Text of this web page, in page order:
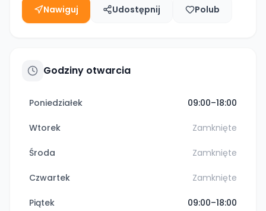
Nawiguj Udostępnij Polub
Godziny otwarcia
Poniedziałek 09:00–18:00
Wtorek Zamknięte
Środa Zamknięte
Czwartek Zamknięte
Piątek 09:00–18:00